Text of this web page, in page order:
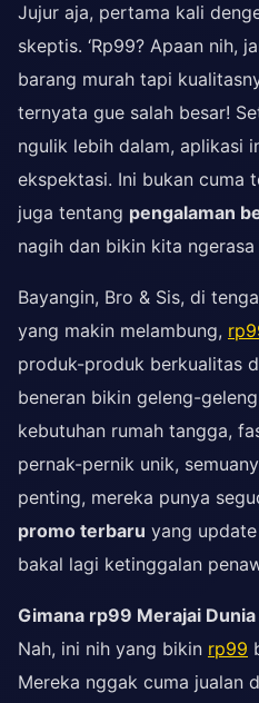
Jujur aja, pertama kali
skeptis. ‘Rp99? Apaan nih,
barang murah tapi
ternyata gue salah besar!
ngulik lebih dalam, aplikasi
ekspektasi. Ini bukan cuma
juga tentang pengalaman
nagih dan bikin kita
Bayangin, Bro & Sis, di
yang makin melambung,
produk-produk berkualitas
beneran bikin geleng-
kebutuhan rumah tangga,
pernak-pernik unik,
penting, mereka punya
promo terbaru yang
bakal lagi ketinggalan
Gimana rp99 Merajai
Nah, ini nih yang bikin rp99
Mereka nggak cuma jualan